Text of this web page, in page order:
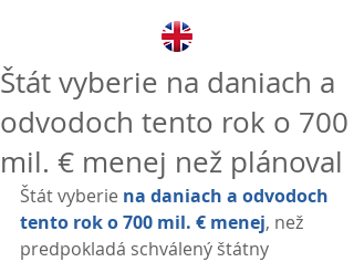
Štát vyberie na daniach a
odvodoch tento rok o 700
mil. € menej než plánoval
Štát vyberie na daniach a odvodoch
tento rok o 700 mil. € menej, než
predpokladá schválený štátny